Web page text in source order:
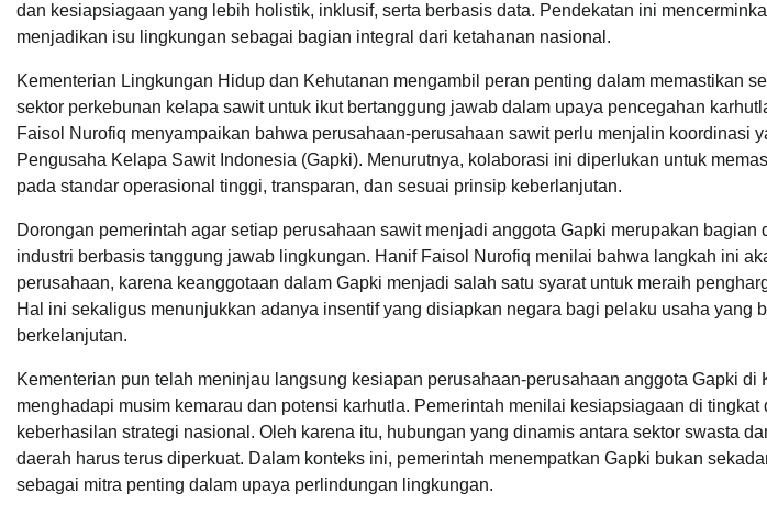
dan kesiapsiagaan yang lebih holistik, inklusif, serta berbasis data. Pendekatan ini
menjadikan isu lingkungan sebagai bagian integral dari ketahanan nasional.
Kementerian Lingkungan Hidup dan Kehutanan mengambil peran penting dalam memastikan
sektor perkebunan kelapa sawit untuk ikut bertanggung jawab dalam upaya pencegahan
Faisol Nurofiq menyampaikan bahwa perusahaan-perusahaan sawit perlu menjalin koordinasi
Pengusaha Kelapa Sawit Indonesia (Gapki). Menurutnya, kolaborasi ini diperlukan untuk
pada standar operasional tinggi, transparan, dan sesuai prinsip keberlanjutan.
Dorongan pemerintah agar setiap perusahaan sawit menjadi anggota Gapki merupakan bagian
industri berbasis tanggung jawab lingkungan. Hanif Faisol Nurofiq menilai bahwa langkah ini
perusahaan, karena keanggotaan dalam Gapki menjadi salah satu syarat untuk meraih
Hal ini sekaligus menunjukkan adanya insentif yang disiapkan negara bagi pelaku usaha yang
berkelanjutan.
Kementerian pun telah meninjau langsung kesiapan perusahaan-perusahaan anggota Gapki di
menghadapi musim kemarau dan potensi karhutla. Pemerintah menilai kesiapsiagaan di tingkat
keberhasilan strategi nasional. Oleh karena itu, hubungan yang dinamis antara sektor swasta
daerah harus terus diperkuat. Dalam konteks ini, pemerintah menempatkan Gapki bukan
sebagai mitra penting dalam upaya perlindungan lingkungan.